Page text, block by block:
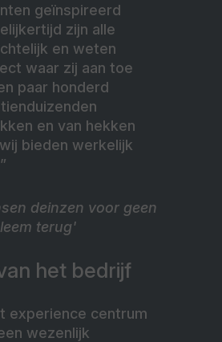
geïnspireerd
zijn alle
en weten
waar zij aan toe
paar honderd
en van hekken
bieden werkelijk
deinzen voor geen
terug'
het bedrijf
experience centrum
wezenlijk